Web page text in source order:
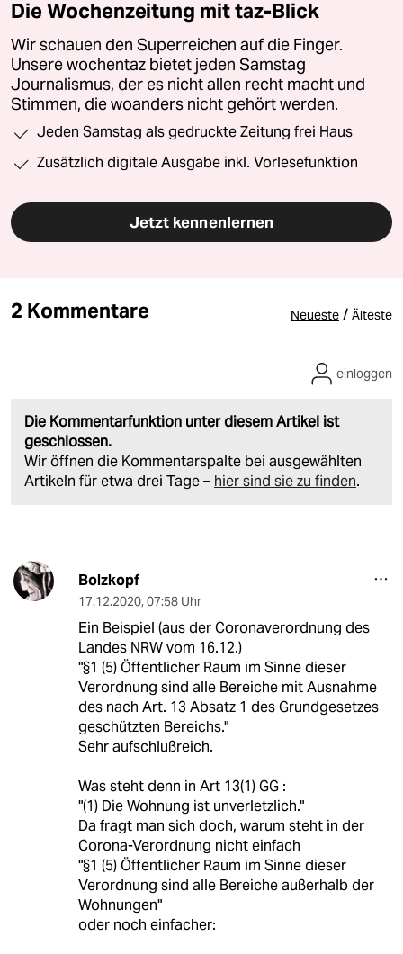
Die Wochenzeitung mit taz-Blick
Wir schauen den Superreichen auf die Finger.
Unsere wochentaz bietet jeden Samstag
Journalismus, der es nicht allen recht macht und
Stimmen, die woanders nicht gehört werden.
Jeden Samstag als gedruckte Zeitung frei Haus
Zusätzlich digitale Ausgabe inkl. Vorlesefunktion
Jetzt kennenlernen
2 Kommentare Neueste / Älteste
Die Kommentarfunktion unter diesem Artikel ist
geschlossen.
Wir öffnen die Kommentarspalte bei ausgewählten
Artikeln für etwa drei Tage – hier sind sie zu finden.
einloggen
Bolzkopf
17.12.2020, 07:58 Uhr
Ein Beispiel (aus der Coronaverordnung des
Landes NRW vom 16.12.)
"§1 (5) Öffentlicher Raum im Sinne dieser
Verordnung sind alle Bereiche mit Ausnahme
des nach Art. 13 Absatz 1 des Grundgesetzes
geschützten Bereichs."
Sehr aufschlußreich.
Was steht denn in Art 13(1) GG :
"(1) Die Wohnung ist unverletzlich."
Da fragt man sich doch, warum steht in der
Corona-Verordnung nicht einfach
"§1 (5) Öffentlicher Raum im Sinne dieser
Verordnung sind alle Bereiche außerhalb der
Wohnungen"
oder noch einfacher: